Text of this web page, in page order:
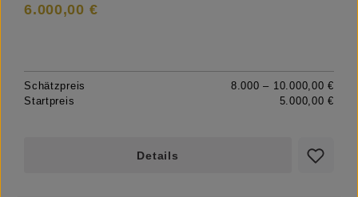
6.000,00 €
Schätzpreis
8.000 – 10.000,00 €
Startpreis
5.000,00 €
Details